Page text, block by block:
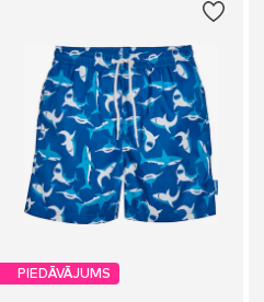
PIEDĀVĀJUMS